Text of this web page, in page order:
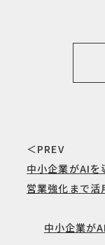
＜PREV
中小企業がAIを
営業強化まで活
中小企業が